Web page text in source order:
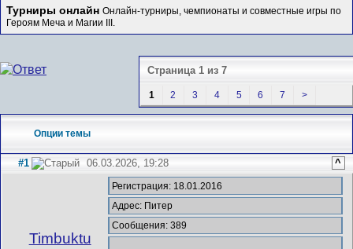
Турниры онлайн Онлайн-турниры, чемпионаты и совместные игры по
Героям Меча и Магии III.
Страница 1 из 7
1 2 3 4 5 6 7 >
Опции темы
#1 06.03.2026, 19:28 ^
Timbuktu
Регистрация: 18.01.2016
Адрес: Питер
Сообщения: 389